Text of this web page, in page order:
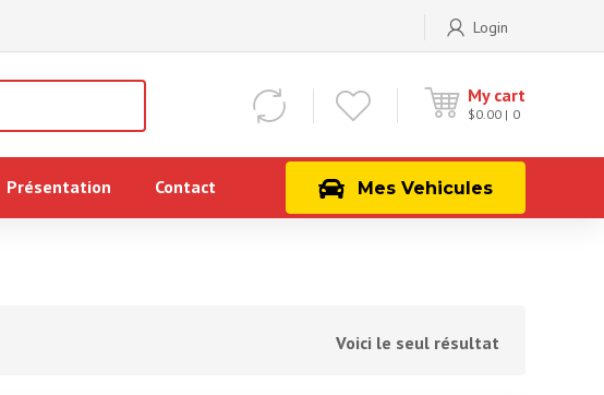
Login
My cart
$0.00 0
Mes Vehicules
Présentation Contact
Voici le seul résultat